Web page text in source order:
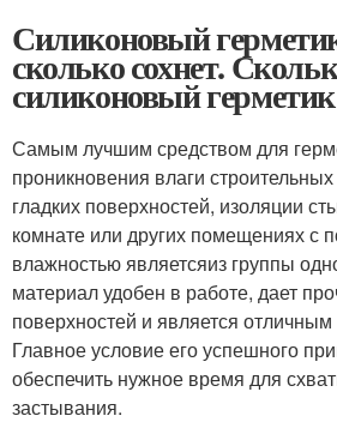
Силиконовый
сколько сохнет.
силиконовый
Самым лучшим средством для
проникновения влаги
гладких поверхностей, изоляции
комнате или других помещениях с
влажностью являетсяиз группы
материал удобен в работе, дает
поверхностей и является
Главное условие его успешного
обеспечить нужное время для
застывания.